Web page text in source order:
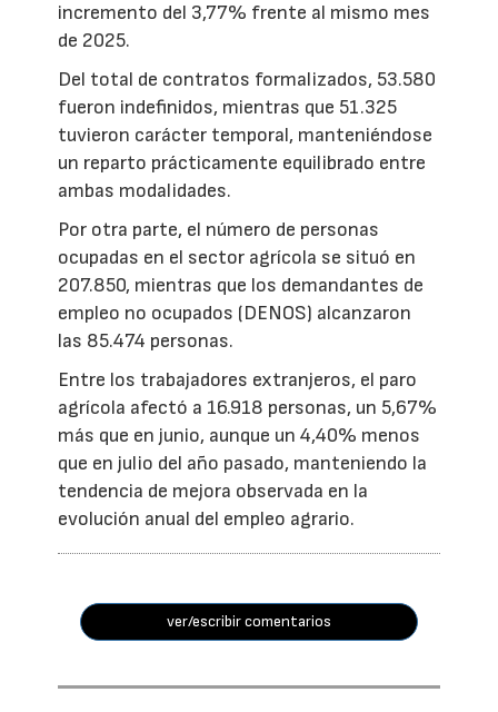
incremento del 3,77% frente al mismo mes
de 2025.
Del total de contratos formalizados, 53.580
fueron indefinidos, mientras que 51.325
tuvieron carácter temporal, manteniéndose
un reparto prácticamente equilibrado entre
ambas modalidades.
Por otra parte, el número de personas
ocupadas en el sector agrícola se situó en
207.850, mientras que los demandantes de
empleo no ocupados (DENOS) alcanzaron
las 85.474 personas.
Entre los trabajadores extranjeros, el paro
agrícola afectó a 16.918 personas, un 5,67%
más que en junio, aunque un 4,40% menos
que en julio del año pasado, manteniendo la
tendencia de mejora observada en la
evolución anual del empleo agrario.
ver/escribir comentarios